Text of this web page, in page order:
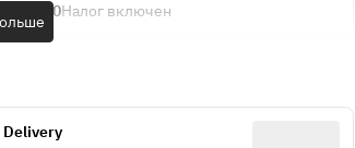
¥12,000Налог включен
Delivery